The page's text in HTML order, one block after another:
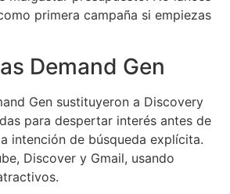
primera campaña si empiezas
Demand Gen
Gen sustituyeron a Discovery
para despertar interés antes de
intención de búsqueda explícita.
Discover y Gmail, usando